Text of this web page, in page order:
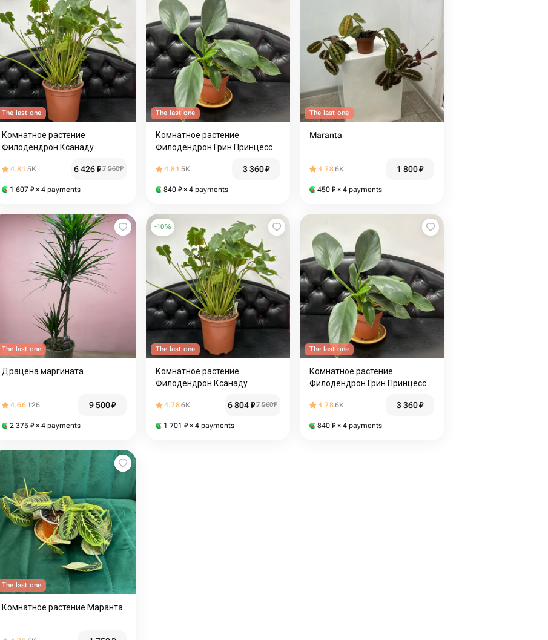
The last one
Комнатное растение
Филодендрон Ксанаду
4.81 5K 6 426₽7 560₽
1 607 ₽ × 4 payments
The last one
Комнатное растение
Филодендрон Грин Принцесс
4.81 5K 3 360₽
840 ₽ × 4 payments
The last one
Maranta
4.786K 1 800₽
450 ₽ × 4 payments
The last one
Драцена маргината
4.66 126 9 500₽
2 375 ₽ × 4 payments
-10%
The last one
Комнатное растение
Филодендрон Ксанаду
4.786K 6 804₽7 560₽
1 701 ₽ × 4 payments
The last one
Комнатное растение
Филодендрон Грин Принцесс
4.786K 3 360₽
840 ₽ × 4 payments
The last one
Комнатное растение Маранта